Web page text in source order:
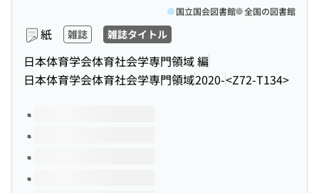
紙 雑誌 雑誌タイトル
日本体育学会体育社会学専門領域 編
日本体育学会体育社会学専門領域2020-<Z72-T134>
国立国会図書館 全国の図書館
このタイトルの巻号